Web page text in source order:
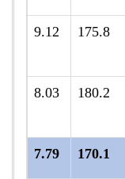
175.8
9.12
180.2
8.03
170.1
7.79